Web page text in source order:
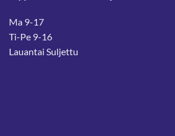
Ma 9-17
Ti-Pe 9-16
Lauantai Suljettu